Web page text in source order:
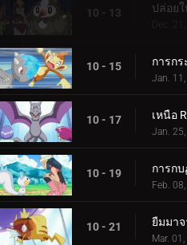
10 - 13 ปล่อยใ
Dec. 21,
10 - 15 การก
Jan.
10 - 17 เหนือ
Jan.
10 - 19 การก
Feb.
10 - 21 ยืมมา
Mar.